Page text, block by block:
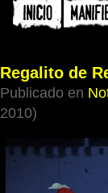
Regalito de
Publicado en
2010)